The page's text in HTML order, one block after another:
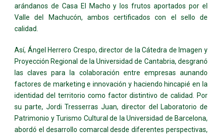
arándanos de Casa El Macho y los frutos aportados por el
Valle del Machucón, ambos certificados con el sello de
calidad.
Así, Ángel Herrero Crespo, director de la Cátedra de Imagen y
Proyección Regional de la Universidad de Cantabria, desgranó
las claves para la colaboración entre empresas aunando
factores de marketing e innovación y haciendo hincapié en la
identidad del territorio como factor distintivo de calidad. Por
su parte, Jordi Tresserras Juan, director del Laboratorio de
Patrimonio y Turismo Cultural de la Universidad de Barcelona,
abordó el desarrollo comarcal desde diferentes perspectivas,